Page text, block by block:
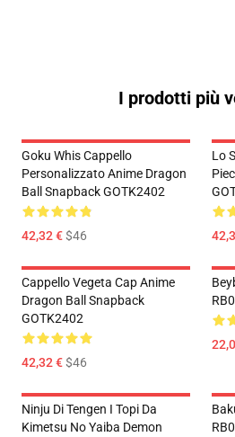
I prodotti più
Goku Whis Cappello
Personalizzato Anime Dragon
Ball Snapback GOTK2402
42,32 €$46
Lo
Cappello Vegeta Cap Anime
Dragon Ball Snapback
GOTK2402
42,32 €$46
Ninju Di Tengen I Topi Da
Kimetsu No Yaiba Demon